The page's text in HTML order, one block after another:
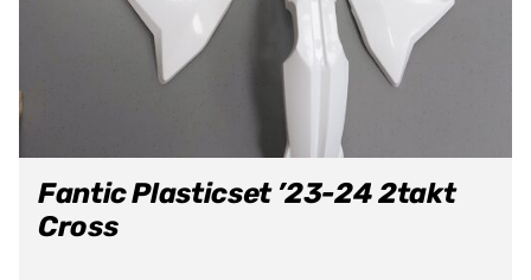
Fantic Plasticset ’23-24 2takt
Cross